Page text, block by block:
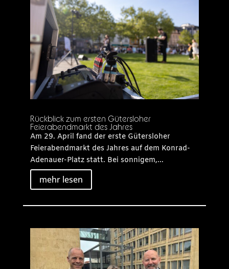
Rückblick zum ersten Gütersloher
Feierabendmarkt des Jahres
Am 29. April fand der erste Gütersloher
Feierabendmarkt des Jahres auf dem Konrad-
Adenauer-Platz statt. Bei sonnigem,...
mehr lesen